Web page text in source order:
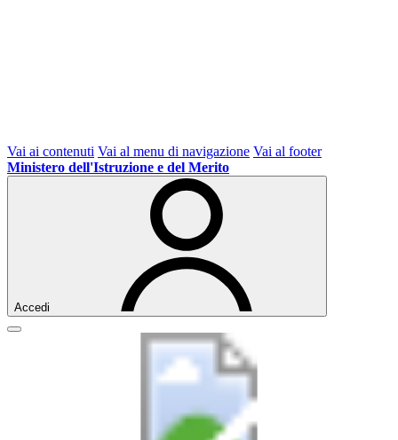
Vai ai contenuti Vai al menu di navigazione Vai al footer
Ministero dell'Istruzione e del Merito
Accedi